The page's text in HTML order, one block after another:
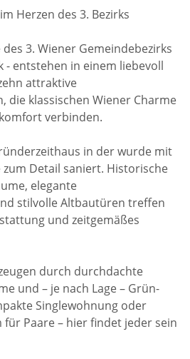
Herzen des 3. Bezirks
3. Wiener Gemeindebezirks
- entstehen in einem liebevoll
attraktive
die klassischen Wiener Charme
verbinden.
in der wurde mit
Detail saniert. Historische
elegante
stilvolle Altbautüren treffen
und zeitgemäßes
durch durchdachte
und – je nach Lage – Grün-
Singlewohnung oder
für Paare – hier findet jeder sein